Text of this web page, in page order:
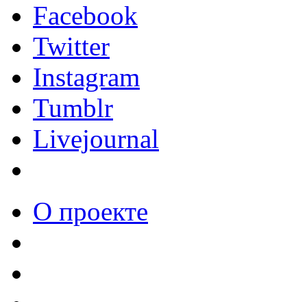
Facebook
Twitter
Instagram
Tumblr
Livejournal
О проекте